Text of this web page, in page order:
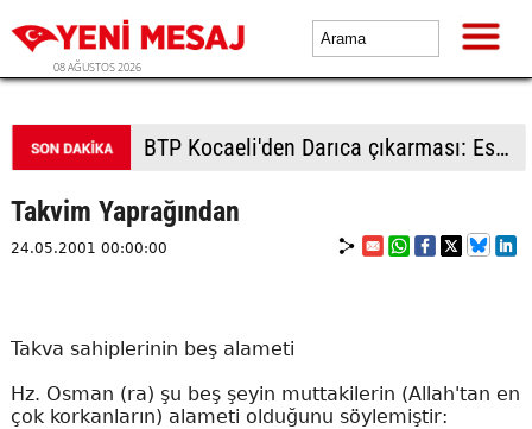
08 AĞUSTOS 2026
BTP Kocaeli'den Darıca çıkarması: Esnaf ve derneklerden yoğun ilgi
Takvim Yaprağından
24.05.2001 00:00:00
Takva sahiplerinin beş alameti
Hz. Osman (ra) şu beş şeyin muttakilerin (Allah'tan en
çok korkanların) alameti olduğunu söylemiştir: